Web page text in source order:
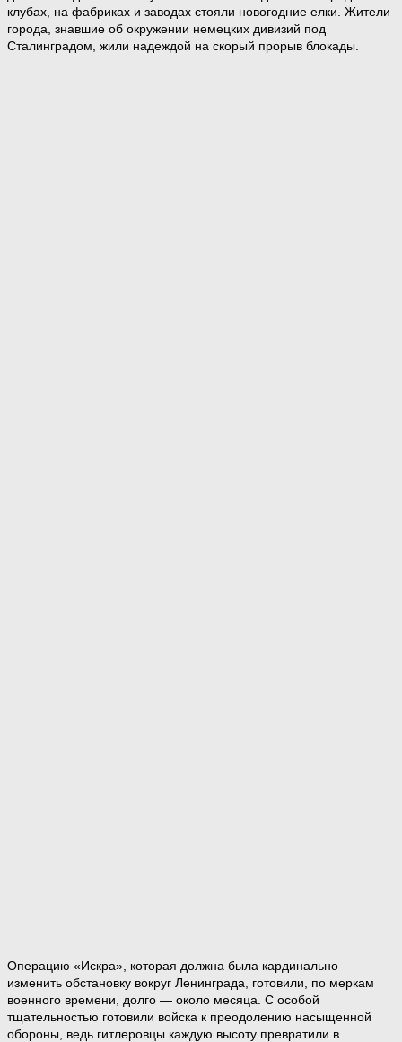
клубах, на фабриках и заводах стояли новогодние елки. Жители
города, знавшие об окружении немецких дивизий под
Сталинградом, жили надеждой на скорый прорыв блокады.
Операцию «Искра», которая должна была кардинально
изменить обстановку вокруг Ленинграда, готовили, по меркам
военного времени, долго — около месяца. С особой
тщательностью готовили войска к преодолению насыщенной
обороны, ведь гитлеровцы каждую высоту превратили в